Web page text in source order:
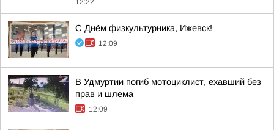
12:22
С Днём физкультурника, Ижевск!
12:09
В Удмуртии погиб мотоциклист, ехавший без
прав и шлема
12:09